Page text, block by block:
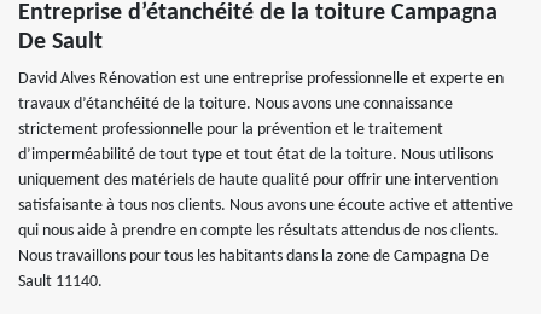
Entreprise d’étanchéité de la toiture Campagna
De Sault
David Alves Rénovation est une entreprise professionnelle et experte en
travaux d’étanchéité de la toiture. Nous avons une connaissance
strictement professionnelle pour la prévention et le traitement
d’imperméabilité de tout type et tout état de la toiture. Nous utilisons
uniquement des matériels de haute qualité pour offrir une intervention
satisfaisante à tous nos clients. Nous avons une écoute active et attentive
qui nous aide à prendre en compte les résultats attendus de nos clients.
Nous travaillons pour tous les habitants dans la zone de Campagna De
Sault 11140.